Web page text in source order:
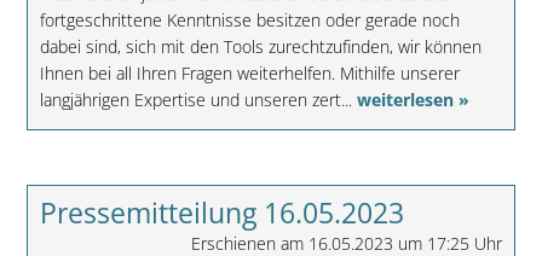
fortgeschrittene Kenntnisse besitzen oder gerade noch
dabei sind, sich mit den Tools zurechtzufinden, wir können
Ihnen bei all Ihren Fragen weiterhelfen. Mithilfe unserer
langjährigen Expertise und unseren zert... weiterlesen »
Pressemitteilung 16.05.2023
Erschienen am 16.05.2023 um 17:25 Uhr